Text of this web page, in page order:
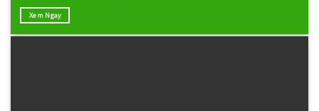
Xem Ngay